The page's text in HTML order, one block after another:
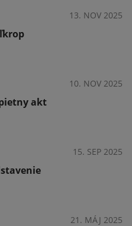
13. NOV 2025
10. NOV 2025
akt
15. SEP 2025
21. MÁJ 2025